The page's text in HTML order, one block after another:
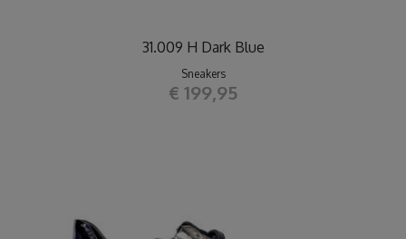
31.009 H Dark Blue
Sneakers
€ 199,95